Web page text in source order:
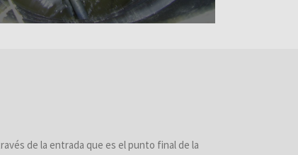
de la entrada que es el punto final de la